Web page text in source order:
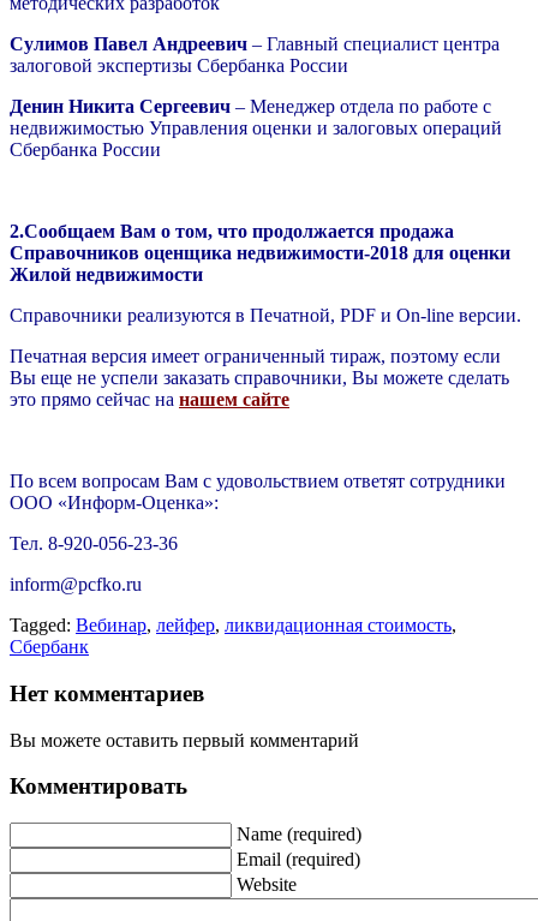
Сулимов Павел Андреевич – Главный специалист центра
залоговой экспертизы Сбербанка России
Денин Никита Сергеевич – Менеджер отдела по работе с
недвижимостью Управления оценки и залоговых операций
Сбербанка России
2.Сообщаем Вам о том, что продолжается продажа
Справочников оценщика недвижимости-2018 для оценки
Жилой недвижимости
Справочники реализуются в Печатной, PDF и On-line версии.
Печатная версия имеет ограниченный тираж, поэтому если
Вы еще не успели заказать справочники, Вы можете сделать
это прямо сейчас на нашем сайте
По всем вопросам Вам с удовольствием ответят сотрудники
ООО «Информ-Оценка»:
Тел. 8-920-056-23-36
inform@pcfko.ru
Tagged: Вебинар, лейфер, ликвидационная стоимость,
Сбербанк
Нет комментариев
Вы можете оставить первый комментарий
Комментировать
Name (required)
Email (required)
Website